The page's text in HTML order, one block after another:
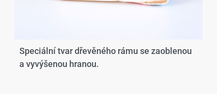
Speciální tvar dřevěného rámu se zaoblenou
a vyvýšenou hranou.​